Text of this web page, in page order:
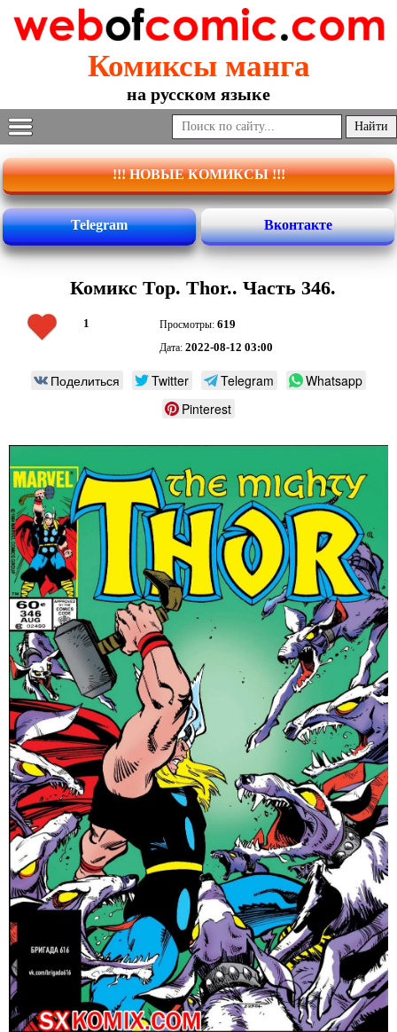
Комиксы манга
на русском языке
!!! НОВЫЕ КОМИКСЫ !!!
Telegram Вконтакте
Комикс Тор. Thor.. Часть 346.
1 Просмотры: 619
Дата: 2022-08-12 03:00
Поделиться Twitter Telegram
Whatsapp
Pinterest